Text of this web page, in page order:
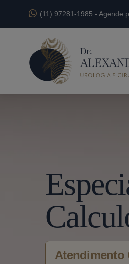
(11) 97281-1985 - Agende
Atendimento